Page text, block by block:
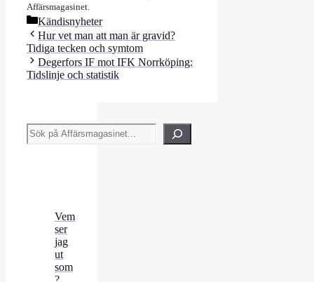
Affärsmagasinet.
Kategorier
Kändisnyheter
Hur vet man att man är gravid?
Tidiga tecken och symtom
Degerfors IF mot IFK Norrköping:
Tidslinje och statistik
Sök
Vem
ser
jag
ut
som
?